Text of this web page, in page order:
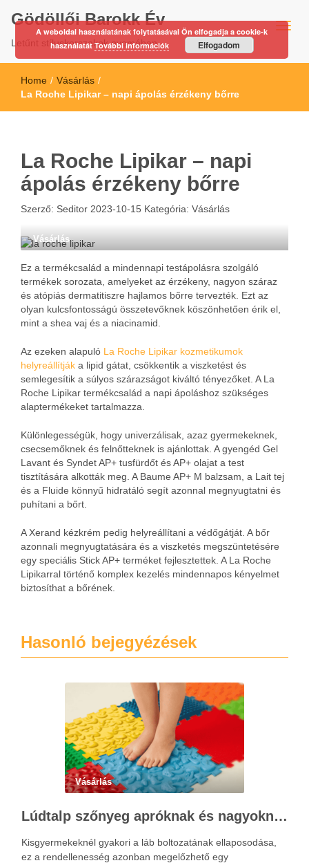
Gödöllői Barokk Év
Letűnt stíluskorszakok nyomában…
Home / Vásárlás /
La Roche Lipikar – napi ápolás érzékeny bőrre
La Roche Lipikar – napi
ápolás érzékeny bőrre
Szerző: Seditor 2023-10-15 Kategória: Vásárlás
Vásárlás
Ez a termékcsalád a mindennapi testápolásra szolgáló
termékek sorozata, amelyeket az érzékeny, nagyon száraz
és atópiás dermatitiszre hajlamos bőrre tervezték. Ezt az
olyan kulcsfontosságú összetevőknek köszönhetően érik el,
mint a shea vaj és a niacinamid.
Az ezeken alapuló La Roche Lipikar kozmetikumok
helyreállítják a lipid gátat, csökkentik a viszketést és
semlegesítik a súlyos szárazságot kiváltó tényezőket. A La
Roche Lipikar termékcsalád a napi ápoláshoz szükséges
alaptermékeket tartalmazza.
Különlegességük, hogy univerzálisak, azaz gyermekeknek,
csecsemőknek és felnőtteknek is ajánlottak. A gyengéd Gel
Lavant és Syndet AP+ tusfürdőt és AP+ olajat a test
tisztítására alkották meg. A Baume AP+ M balzsam, a Lait tej
és a Fluide könnyű hidratáló segít azonnal megnyugtatni és
puhítani a bőrt.
A Xerand kézkrém pedig helyreállítani a védőgátját. A bőr
azonnali megnyugtatására és a viszketés megszüntetésére
egy speciális Stick AP+ terméket fejlesztettek. A La Roche
Lipikarral történő komplex kezelés mindennapos kényelmet
biztosíthat a bőrének.
Hasonló bejegyézések
Vásárlás
Lúdtalp szőnyeg apróknak és nagyoknak
Kisgyermekeknél gyakori a láb boltozatának ellaposodása,
ez a rendellenesség azonban megelőzhető egy
A weboldal használatának folytatásával Ön elfogadja a cookie-k
használatátTovábbi információk Elfogadom